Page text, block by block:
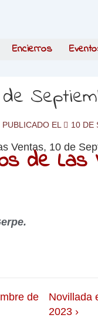
Encierros
PUBLICADO EL 10 DE
de Las
de
Novillada
2023 ›